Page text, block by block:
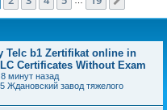
Telc b1 Zertifikat online in
Certificates Without Exam
8 минут назад
Ждановский завод тяжелого